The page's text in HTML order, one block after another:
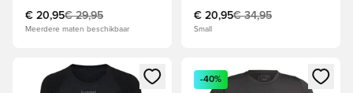
€ 20,95€ 29,95
Meerdere maten beschikbaar
€ 20,95€ 34,95
Small
Opent een venster om in te loggen of je aan te melden als
Opent een venster om in te
-40%